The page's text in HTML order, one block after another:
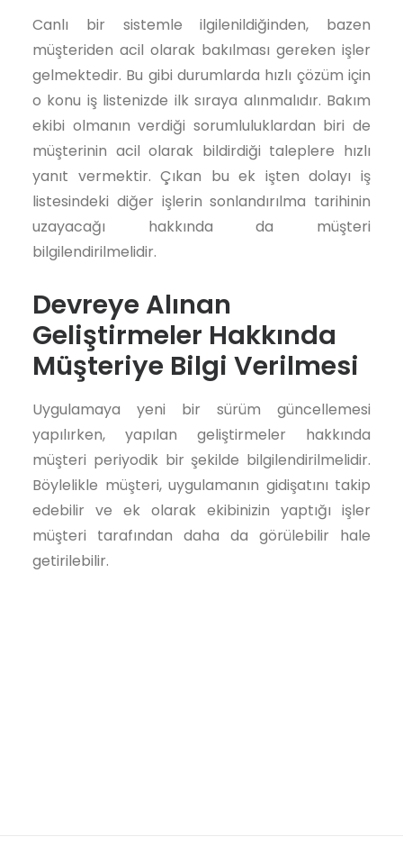
Canlı bir sistemle ilgilenildiğinden, bazen
müşteriden acil olarak bakılması gereken işler
gelmektedir. Bu gibi durumlarda hızlı çözüm için
o konu iş listenizde ilk sıraya alınmalıdır. Bakım
ekibi olmanın verdiği sorumluluklardan biri de
müşterinin acil olarak bildirdiği taleplere hızlı
yanıt vermektir. Çıkan bu ek işten dolayı iş
listesindeki diğer işlerin sonlandırılma tarihinin
uzayacağı hakkında da müşteri
bilgilendirilmelidir.
Devreye Alınan
Geliştirmeler Hakkında
Müşteriye Bilgi Verilmesi
Uygulamaya yeni bir sürüm güncellemesi
yapılırken, yapılan geliştirmeler hakkında
müşteri periyodik bir şekilde bilgilendirilmelidir.
Böylelikle müşteri, uygulamanın gidişatını takip
edebilir ve ek olarak ekibinizin yaptığı işler
müşteri tarafından daha da görülebilir hale
getirilebilir.